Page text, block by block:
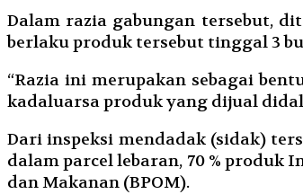
Dalam razia gabungan tersebut,
berlaku produk tersebut tinggal 3
“Razia ini merupakan sebagai
kadaluarsa produk yang dijual
Dari inspeksi mendadak (sidak)
dalam parcel lebaran, 70 % produk
dan Makanan (BPOM).